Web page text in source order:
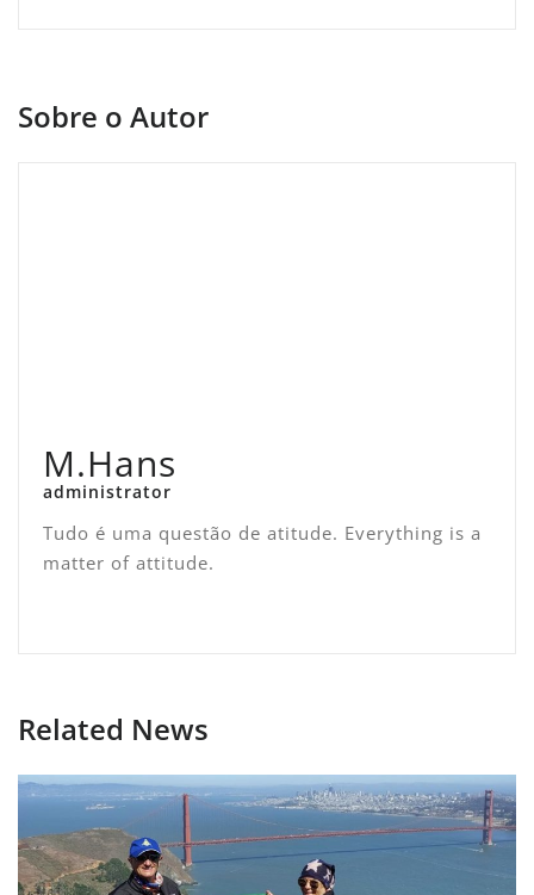
Sobre o Autor
M.Hans
administrator
Tudo é uma questão de atitude. Everything is a
matter of attitude.
Related News